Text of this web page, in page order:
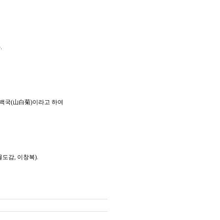
국(山白菊)이라고 하여
도감, 이창복).